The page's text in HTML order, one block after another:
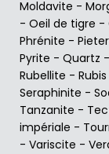
Moldavite -
- Oeil de tigre -
Phrénite -
Pyrite - Quartz -
Rubellite - Rubis
Seraphinite -
Tanzanite -
impériale -
- Variscite -